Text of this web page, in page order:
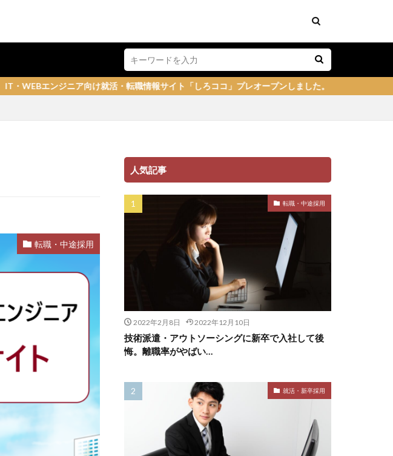
け就活・転職情報サイト「しろココ」プレオープンしました。
転職・中途採用
人気記事
転職・中途採用
2022年2月8日 2022年12月10日
技術派遣・アウトソーシングに新卒で入社して後
悔。離職率がやばい…
就活・新卒採用